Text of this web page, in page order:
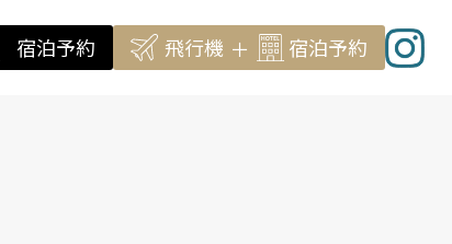
宿泊予約 飛行機 ＋ 宿泊予約